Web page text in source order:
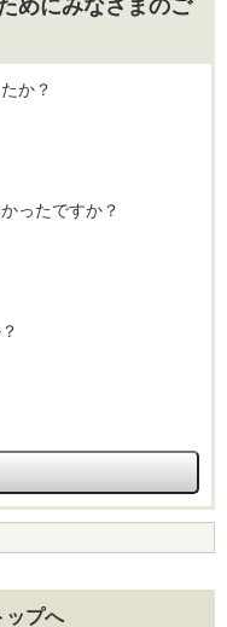
めにみなさまのご
か？
ったですか？
ップへ